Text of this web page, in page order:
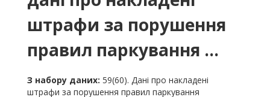
штрафи за порушення
правил паркування ...
З набору даних: 59(60). Дані про накладені
штрафи за порушення правил паркування